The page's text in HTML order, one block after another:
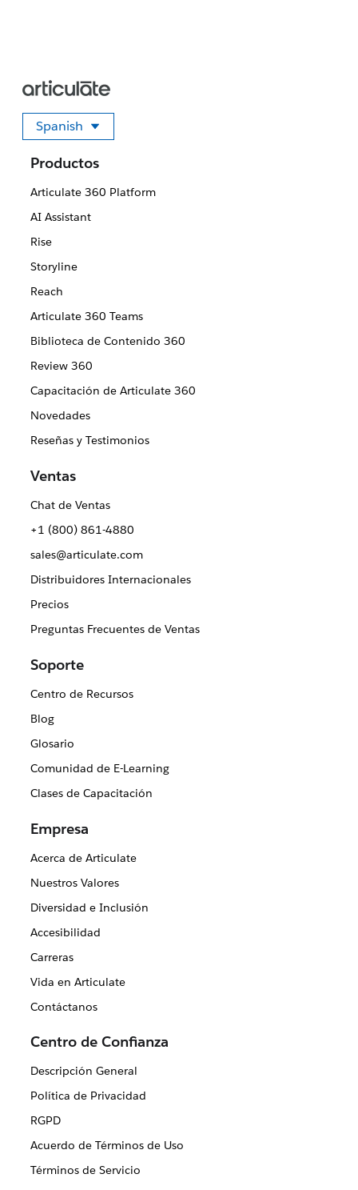
Spanish
Seleccione su idioma
Productos
Articulate 360 Platform
AI Assistant
Rise
Storyline
Reach
Articulate 360 Teams
Biblioteca de Contenido 360
Review 360
Capacitación de Articulate 360
Novedades
Reseñas y Testimonios
Ventas
Chat de Ventas
+1 (800) 861-4880
sales@articulate.com
Distribuidores Internacionales
Precios
Preguntas Frecuentes de Ventas
Soporte
Centro de Recursos
Blog
Glosario
Comunidad de E-Learning
Clases de Capacitación
Empresa
Acerca de Articulate
Nuestros Valores
Diversidad e Inclusión
Accesibilidad
Carreras
Vida en Articulate
Contáctanos
Centro de Confianza
Descripción General
Política de Privacidad
RGPD
Acuerdo de Términos de Uso
Términos de Servicio